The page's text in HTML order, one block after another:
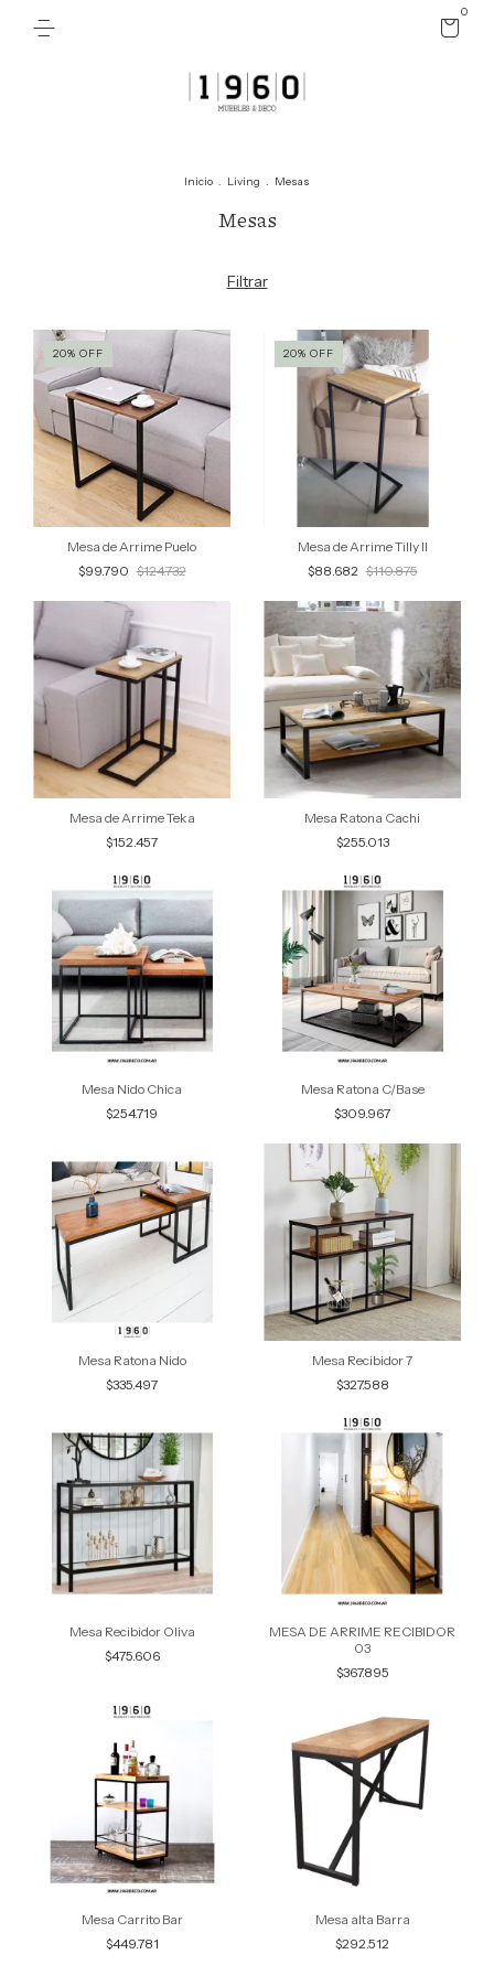
0
Inicio . Living . Mesas
Mesas
Filtrar
20% OFF
Mesa de Arrime Puelo
$99.790 $124.732
20% OFF
Mesa de Arrime Tilly II
$88.682 $110.875
Mesa de Arrime Teka
$152.457
Mesa Ratona Cachi
$255.013
Mesa Nido Chica
$254.719
Mesa Ratona C/Base
$309.967
Mesa Ratona Nido
$335.497
Mesa Recibidor 7
$327.588
Mesa Recibidor Oliva
$475.606
MESA DE ARRIME RECIBIDOR
03
$367.895
Mesa Carrito Bar
$449.781
Mesa alta Barra
$292.512